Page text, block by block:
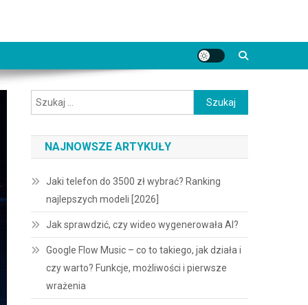
Szukaj:
NAJNOWSZE ARTYKUŁY
Jaki telefon do 3500 zł wybrać? Ranking
najlepszych modeli [2026]
Jak sprawdzić, czy wideo wygenerowała AI?
Google Flow Music – co to takiego, jak działa i
czy warto? Funkcje, możliwości i pierwsze
wrażenia